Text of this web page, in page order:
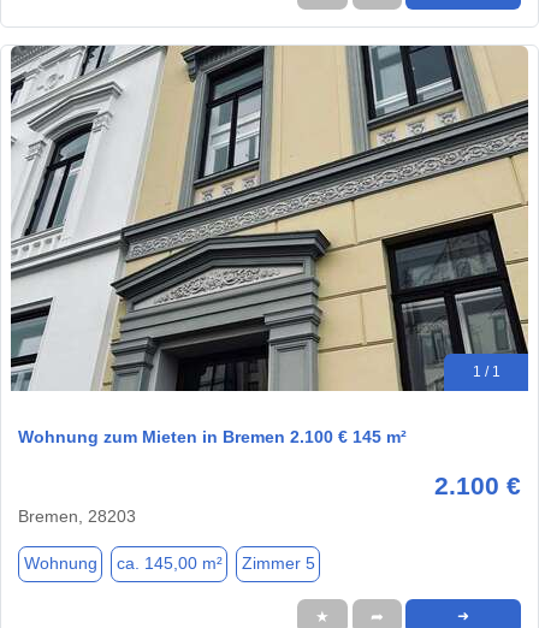
1 / 1
Wohnung zum Mieten in Bremen 2.100 € 145 m²
2.100 €
Bremen, 28203
Wohnung ca. 145,00 m² Zimmer 5
★ ➦ ➜